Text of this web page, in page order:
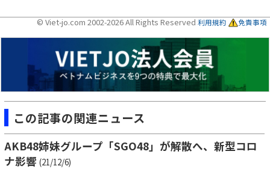
© Viet-jo.com 2002-2026 All Rights Reserved 利用規約 免責事項
この記事の関連ニュース
AKB48姉妹グループ「SGO48」が解散へ、新型コロ
ナ影響 (21/12/6)